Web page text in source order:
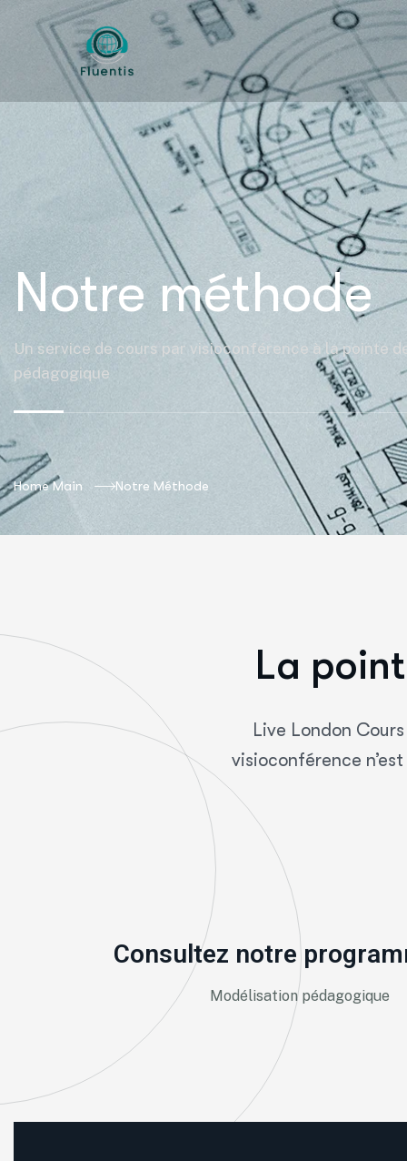
Notre méthode
Un service de cours par visioconférence à la pointe
pédagogique
Home Main Notre Méthode
La point
Live London
visioconférence
Consultez notre
Modélisation pédagogique